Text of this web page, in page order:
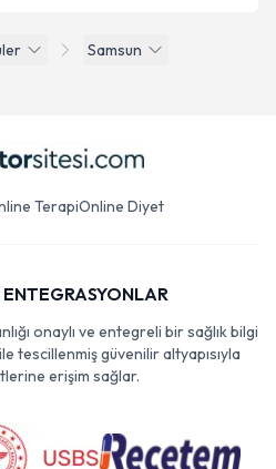
Samsun
TerapiOnline Diyet
onaylı ve entegreli bir sağlık bilgi
tescillenmiş güvenilir altyapısıyla
erişim sağlar.